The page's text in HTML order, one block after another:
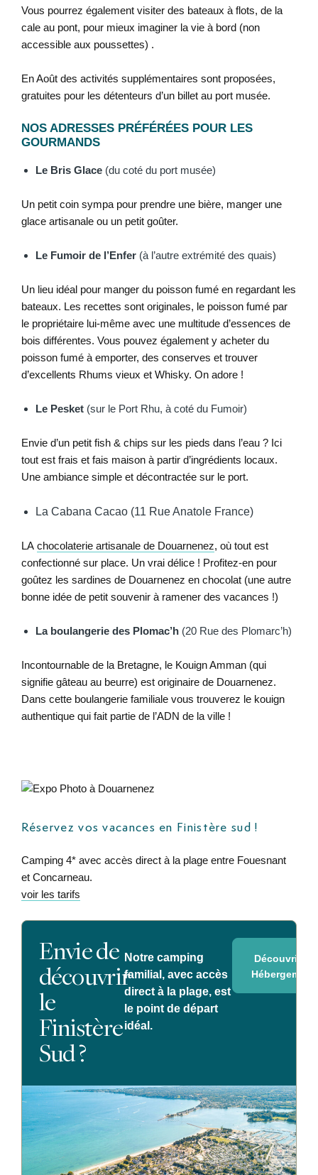
Vous pourrez également visiter des bateaux à flots, de la
cale au pont, pour mieux imaginer la vie à bord (non
accessible aux poussettes) .
En Août des activités supplémentaires sont proposées,
gratuites pour les détenteurs d’un billet au port musée.
NOS ADRESSES PRÉFÉRÉES POUR LES
GOURMANDS
Le Bris Glace(du coté du port musée)
Un petit coin sympa pour prendre une bière, manger une
glace artisanale ou un petit goûter.
Le Fumoir de l’Enfer (à l’autre extrémité des quais)
Un lieu idéal pour manger du poisson fumé en regardant les
bateaux. Les recettes sont originales, le poisson fumé par
le propriétaire lui-même avec une multitude d’essences de
bois différentes. Vous pouvez également y acheter du
poisson fumé à emporter, des conserves et trouver
d’excellents Rhums vieux et Whisky. On adore !
Le Pesket(sur le Port Rhu, à coté du Fumoir)
Envie d’un petit fish & chips sur les pieds dans l’eau ? Ici
tout est frais et fais maison à partir d’ingrédients locaux.
Une ambiance simple et décontractée sur le port.
La Cabana Cacao (11 Rue Anatole France)
LA chocolaterie artisanale de Douarnenez, où tout est
confectionné sur place. Un vrai délice ! Profitez-en pour
goûtez les sardines de Douarnenez en chocolat (une autre
bonne idée de petit souvenir à ramener des vacances !)
La boulangerie des Plomac’h (20 Rue des Plomarc’h)
Incontournable de la Bretagne, le Kouign Amman (qui
signifie gâteau au beurre) est originaire de Douarnenez.
Dans cette boulangerie familiale vous trouverez le kouign
authentique qui fait partie de l’ADN de la ville !
Réservez vos vacances en Finistère sud !
Camping 4* avec accès direct à la plage entre Fouesnant
et Concarneau.
voir les tarifs
Envie de
découvrir
le
Finistère
Sud ?
Notre camping
familial, avec accès
direct à la plage, est
le point de départ
idéal.
Découvrir les